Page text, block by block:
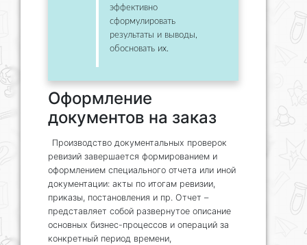
эффективно
сформулировать
результаты и выводы,
обосновать их.
Оформление
документов на заказ
Производство документальных проверок
ревизий завершается формированием и
оформлением специального отчета или иной
документации: акты по итогам ревизии,
приказы, постановления и пр. Отчет –
представляет собой развернутое описание
основных бизнес-процессов и операций за
конкретный период времени,